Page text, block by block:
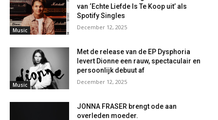
Music
van ‘Echte Liefde Is Te Koop uit’ als
Spotify Singles
December 12, 2025
Music
Met de release van de EP Dysphoria
levert Dionne een rauw, spectaculair en
persoonlijk debuut af
December 12, 2025
JONNA FRASER brengt ode aan
overleden moeder.